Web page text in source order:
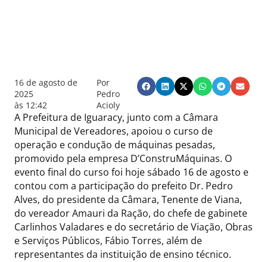
16 de agosto de
2025
às 12:42
Por
Pedro
Acioly
A Prefeitura de Iguaracy, junto com a Câmara
Municipal de Vereadores, apoiou o curso de
operação e condução de máquinas pesadas,
promovido pela empresa D’ConstruMáquinas. O
evento final do curso foi hoje sábado 16 de agosto e
contou com a participação do prefeito Dr. Pedro
Alves, do presidente da Câmara, Tenente de Viana,
do vereador Amauri da Ração, do chefe de gabinete
Carlinhos Valadares e do secretário de Viação, Obras
e Serviços Públicos, Fábio Torres, além de
representantes da instituição de ensino técnico.